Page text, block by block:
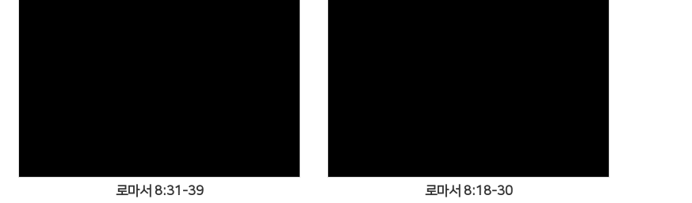
로마서 8:31-39 로마서 8:18-30